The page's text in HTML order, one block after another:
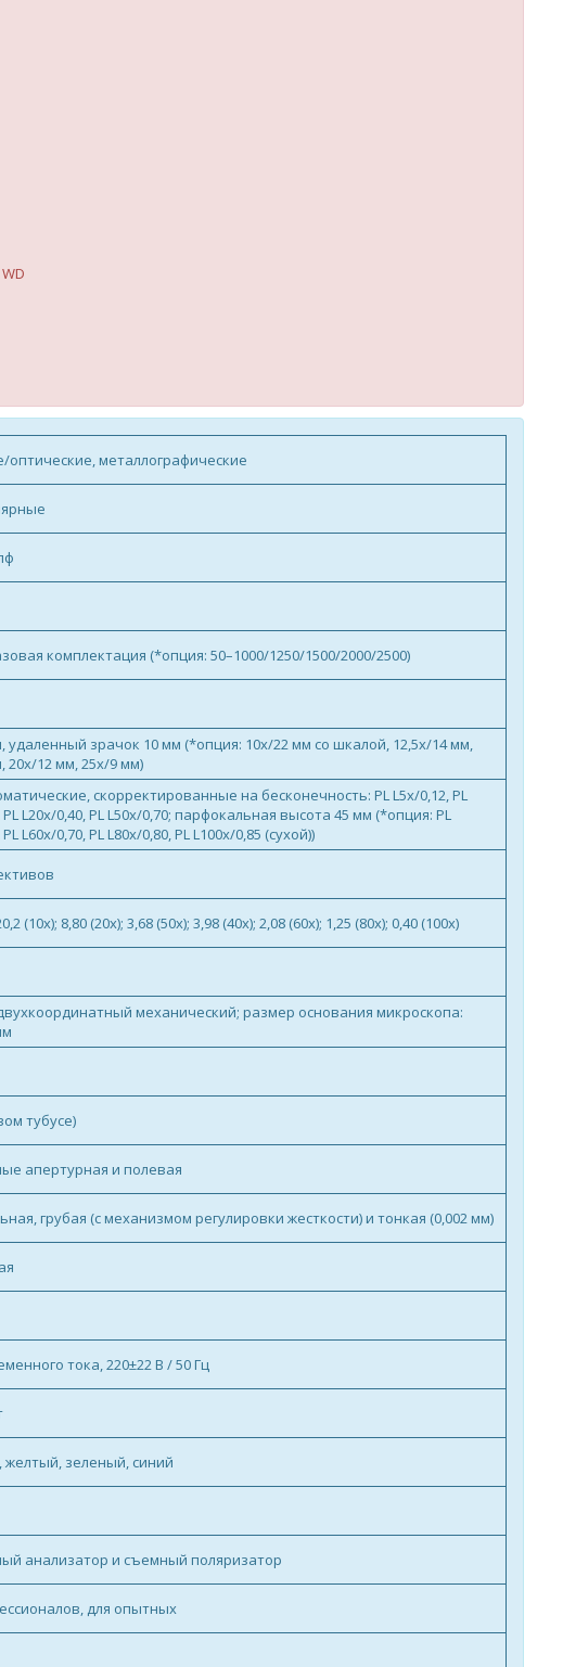
оптические, металлографические
комплектация (*опция: 50–1000/1250/1500/2000/2500)
удаленный зрачок 10 мм (*опция: 10x/22 мм со шкалой, 12,5x/14 мм,
20х/12 мм, 25х/9 мм)
скорректированные на бесконечность: PL L5x/0,12, PL
PL L20x/0,40, PL L50x/0,70; парфокальная высота 45 мм (*опция: PL
L60x/0,70, PL L80x/0,80, PL L100x/0,85 (сухой))
(10x); 8,80 (20х); 3,68 (50х); 3,98 (40x); 2,08 (60x); 1,25 (80х); 0,40 (100х)
механический; размер основания микроскопа:
тубусе)
апертурная и полевая
грубая (с механизмом регулировки жесткости) и тонкая (0,002 мм)
тока, 220±22 В / 50 Гц
зеленый, синий
анализатор и съемный поляризатор
для опытных